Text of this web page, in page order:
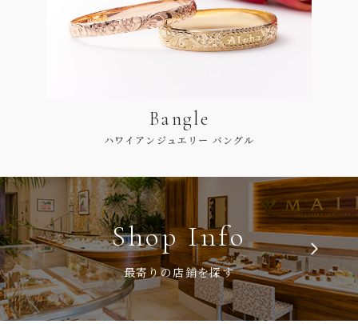
Bangle
ハワイアンジュエリー バングル
Shop Info
最寄りの店鋪を探す